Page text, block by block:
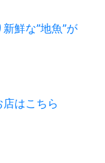
鮮な”地魚”が
はこちら